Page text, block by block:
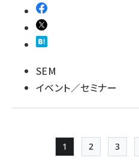
SEM
イベント／セミナー
Page
1
Page
2
Page
3